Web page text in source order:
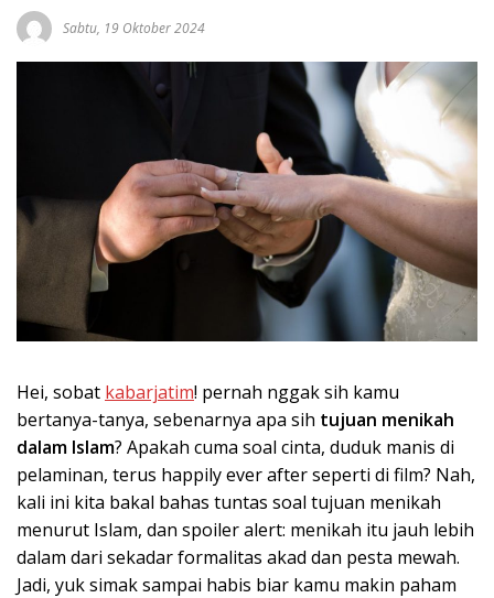
Sabtu, 19 Oktober 2024
Hei, sobat kabarjatim! pernah nggak sih kamu
bertanya-tanya, sebenarnya apa sih tujuan menikah
dalam Islam? Apakah cuma soal cinta, duduk manis di
pelaminan, terus happily ever after seperti di film? Nah,
kali ini kita bakal bahas tuntas soal tujuan menikah
menurut Islam, dan spoiler alert: menikah itu jauh lebih
dalam dari sekadar formalitas akad dan pesta mewah.
Jadi, yuk simak sampai habis biar kamu makin paham